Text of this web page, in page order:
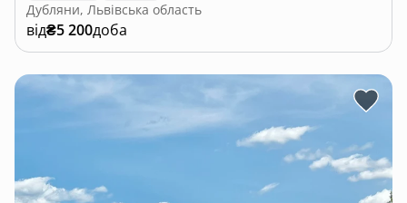
Дубляни, Львівська область
від₴5 200доба